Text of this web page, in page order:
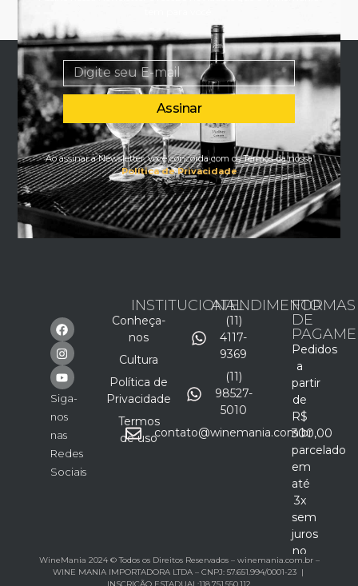
Assinar
Ao assinar a Newsletter, você concorda com os Termos da nossa
Política de Privacidade
Siga-
nos
nas
Redes
Sociais
INSTITUCIONAL
Conheça-
nos
Cultura
Política de
Privacidade
Termos
de uso
ATENDIMENTO
(11)
4117-
9369
(11)
98527-
5010
contato@winemania.com.br
FORMAS
DE
Pedidos
a
partir
de
R$
300,00
parcelado
em
até
3x
sem
juros
no
cartão
WineMania 2024 © Todos os Direitos Reservados – winemania.com.br –
WINE MANIA IMPORTADORA LTDA – CNPJ: 57.651.994/0001-23 |
INSCRIÇÃO ESTADUAL:118.751.550.112